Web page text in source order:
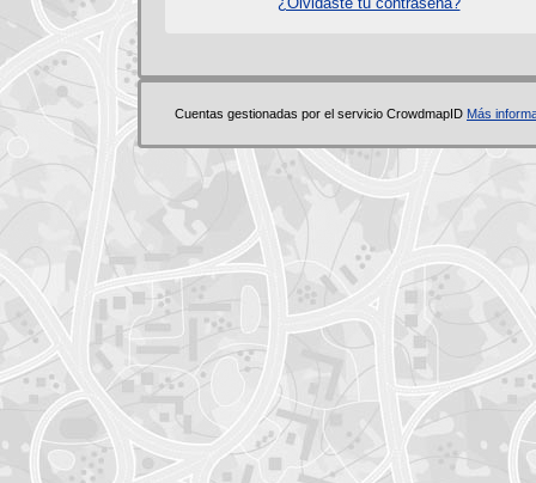
Cuentas gestionadas por el servicio CrowdmapID Más